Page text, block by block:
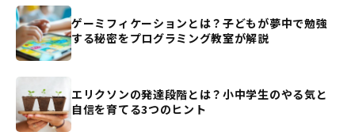
ゲーミフィケーションとは？子どもが夢中で勉強
する秘密をプログラミング教室が解説
エリクソンの発達段階とは？小中学生のやる気と
自信を育てる3つのヒント